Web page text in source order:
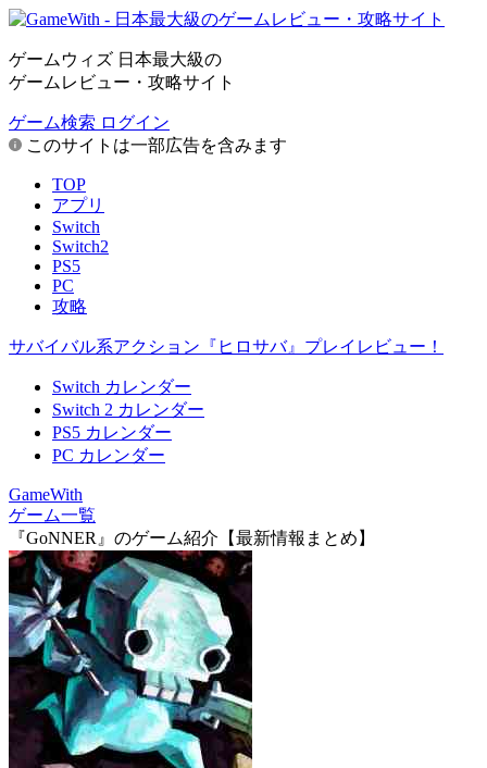
ゲームウィズ 日本最大級の
ゲームレビュー・攻略サイト
ゲーム検索 ログイン
このサイトは一部広告を含みます
TOP
アプリ
Switch
Switch2
PS5
PC
攻略
サバイバル系アクション『ヒロサバ』プレイレビュー！
Switch カレンダー
Switch 2 カレンダー
PS5 カレンダー
PC カレンダー
GameWith
ゲーム一覧
『GoNNER』のゲーム紹介【最新情報まとめ】